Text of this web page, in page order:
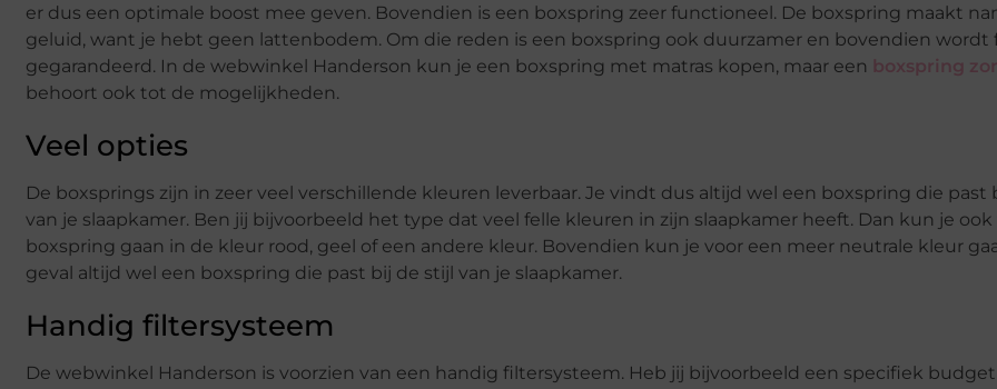
er dus een optimale boost mee geven. Bovendien is een boxspring zeer functioneel. De boxspring maakt
geluid, want je hebt geen lattenbodem. Om die reden is een boxspring ook duurzamer en bovendien wordt
gegarandeerd. In de webwinkel Handerson kun je een boxspring met matras kopen, maar een boxspring
behoort ook tot de mogelijkheden.
Veel opties
De boxsprings zijn in zeer veel verschillende kleuren leverbaar. Je vindt dus altijd wel een boxspring die
van je slaapkamer. Ben jij bijvoorbeeld het type dat veel felle kleuren in zijn slaapkamer heeft. Dan kun je ook
boxspring gaan in de kleur rood, geel of een andere kleur. Bovendien kun je voor een meer neutrale kleur
geval altijd wel een boxspring die past bij de stijl van je slaapkamer.
Handig filtersysteem
De webwinkel Handerson is voorzien van een handig filtersysteem. Heb jij bijvoorbeeld een specifiek